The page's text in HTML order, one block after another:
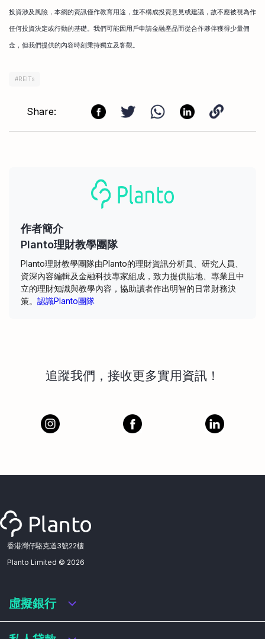
投資涉及風險，本網的資訊僅作教育用途，並不構成投資意見或建議，故不應被視為作
任何投資決定或行動的基礎。我們可能因用戶申請金融產品而從合作夥伴獲得少量佣
金，但我們提供的內容時刻秉持獨立及客觀。
#REITs
Share:
作者簡介
Planto理財教學團隊
Planto理財教學團隊由Planto的理財資訊分析員、研究人員、
資深內容編輯及金融科技專家組成，致力提供貼地、專業且中
立的理財知識與教學內容，協助讀者作出明智的日常財務決
策。 認識Planto團隊
追蹤我們，接收更多實用資訊！
香港灣仔駱克道3號22樓
Planto Limited © 2026
虛擬銀行
虛擬銀行迎新優惠